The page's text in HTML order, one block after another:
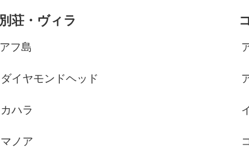
荘・ヴィラ
フ島
ダイヤモンドヘッド
カハラ
マノア